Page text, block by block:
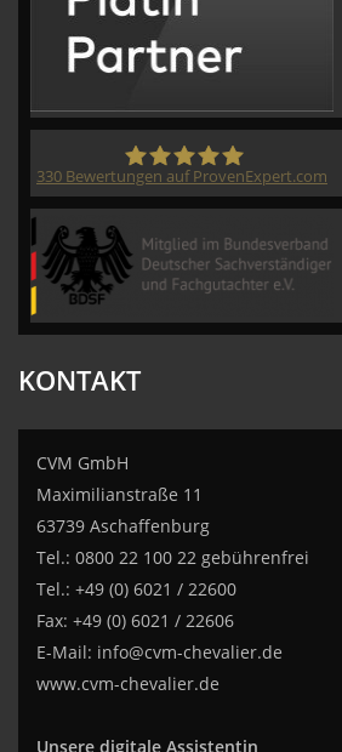
330 Bewertungen auf ProvenExpert.com
KONTAKT
CVM GmbH
Maximilianstraße 11
63739 Aschaffenburg
Tel.: 0800 22 100 22 gebührenfrei
Tel.: +49 (0) 6021 / 22600
Fax: +49 (0) 6021 / 22606
E-Mail: info@cvm-chevalier.de
www.cvm-chevalier.de
Unsere digitale Assistentin